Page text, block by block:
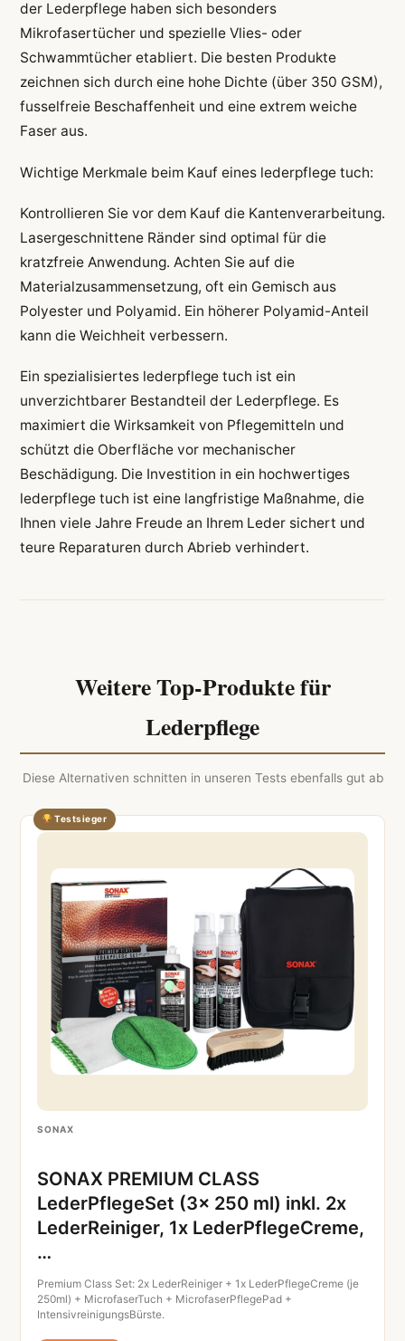
der Lederpflege haben sich besonders
Mikrofasertücher und spezielle Vlies- oder
Schwammtücher etabliert. Die besten Produkte
zeichnen sich durch eine hohe Dichte (über 350 GSM),
fusselfreie Beschaffenheit und eine extrem weiche
Faser aus.
Wichtige Merkmale beim Kauf eines lederpflege tuch:
Kontrollieren Sie vor dem Kauf die Kantenverarbeitung.
Lasergeschnittene Ränder sind optimal für die
kratzfreie Anwendung. Achten Sie auf die
Materialzusammensetzung, oft ein Gemisch aus
Polyester und Polyamid. Ein höherer Polyamid-Anteil
kann die Weichheit verbessern.
Ein spezialisiertes lederpflege tuch ist ein
unverzichtbarer Bestandteil der Lederpflege. Es
maximiert die Wirksamkeit von Pflegemitteln und
schützt die Oberfläche vor mechanischer
Beschädigung. Die Investition in ein hochwertiges
lederpflege tuch ist eine langfristige Maßnahme, die
Ihnen viele Jahre Freude an Ihrem Leder sichert und
teure Reparaturen durch Abrieb verhindert.
Weitere Top-Produkte für
Lederpflege
Diese Alternativen schnitten in unseren Tests ebenfalls gut ab
Testsieger
SONAX
SONAX PREMIUM CLASS
LederPflegeSet (3x 250 ml) inkl. 2x
LederReiniger, 1x LederPflegeCreme,
…
Premium Class Set: 2x LederReiniger + 1x LederPflegeCreme (je
250ml) + MicrofaserTuch + MicrofaserPflegePad +
IntensivreinigungsBürste.